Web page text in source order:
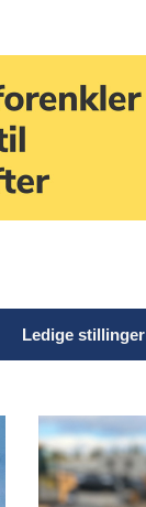
Ledige stillinger